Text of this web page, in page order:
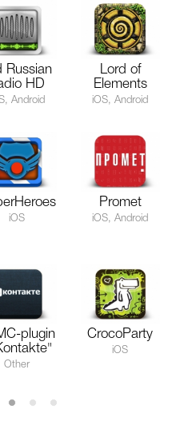
Russian
HD
Android
Lord of
Elements
iOS, Android
iOS
Promet
iOS, Android
plugin
Other
CrocoParty
iOS